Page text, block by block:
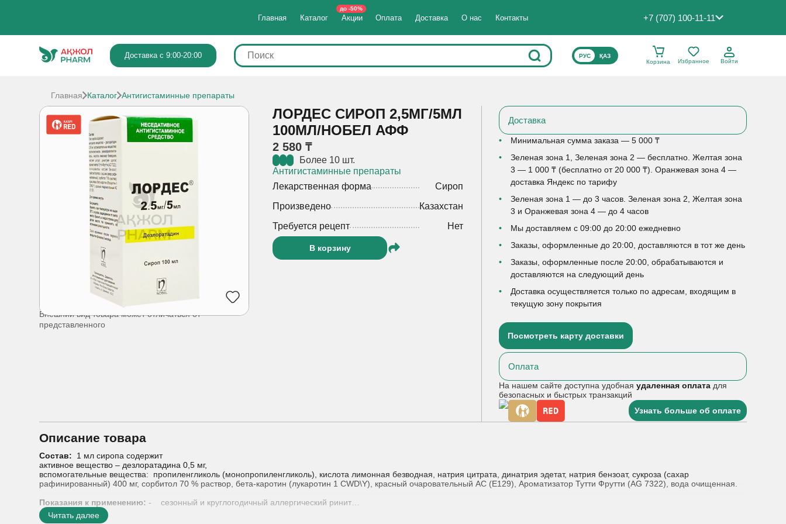
Главная Каталог Акции
до -50%
Оплата Доставка О нас Контакты +7 (707) 100-11-11
Доставка с 9:00-20:00 ВЫБЕРИТЕ ЯЗЫК САЙТА
РУС
ҚАЗ
Корзина
Избранное Войти
Главная Каталог Антигистаминные препараты
Внешний вид товара может отличаться от
представленного
ЛОРДЕС СИРОП 2,5МГ/5МЛ
100МЛ/НОБЕЛ АФФ
2 580 ₸
Более 10 шт.
Антигистаминные препараты
Лекарственная форма
Сироп
Произведено
Казахстан
Требуется рецепт
Нет
В корзину
Доставка
Минимальная сумма заказа — 5 000 ₸
Зеленая зона 1, Зеленая зона 2 — бесплатно. Желтая зона
3 — 1 000 ₸ (бесплатно от 20 000 ₸). Оранжевая зона 4 —
доставка Яндекс по тарифу
Зеленая зона 1 — до 3 часов. Зеленая зона 2, Желтая зона
3 и Оранжевая зона 4 — до 4 часов
Мы доставляем с 09:00 до 20:00 ежедневно
Заказы, оформленные до 20:00, доставляются в тот же день
Заказы, оформленные после 20:00, обрабатываются и
доставляются на следующий день
Доставка осуществляется только по адресам, входящим в
текущую зону покрытия
Посмотреть карту доставки
Оплата
На нашем сайте доступна удобнаяудаленная оплата для
безопасных и быстрых транзакций
Узнать больше об оплате
Описание товара
Состав: 1 мл сиропа содержит
активное вещество – дезлоратадина 0,5 мг,
вспомогательные вещества: пропиленгликоль (монопропиленгликоль), кислота лимонная безводная, натрия цитрата, динатрия эдетат, натрия бензоат, сукроза (сахар
рафинированный) 400 мг, сорбитол 70 % раствор, бета-каротин (лукаротин 1 CWD\Y), красный очаровательный АС (Е129), Ароматизатор Тутти Фрутти (AG 7322), вода очищенная.
Показания к применению:- сезонный и круглогодичный аллергический ринит
- хроническая идиопатическая крапивница
Читать далее